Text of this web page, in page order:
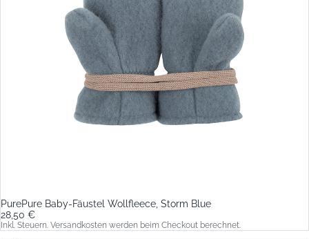
PurePure Baby-Fäustel Wollfleece, Storm Blue
28,50 €
Inkl. Steuern. Versandkosten werden beim Checkout berechnet.